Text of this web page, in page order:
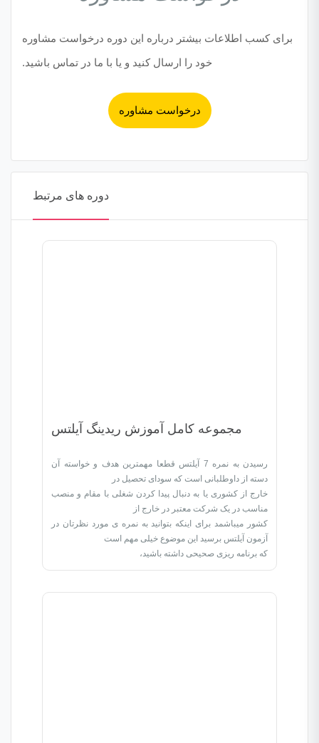
برای کسب اطلاعات بیشتر درباره این دوره درخواست مشاوره
خود را ارسال کنید و یا با ما در تماس باشید.
درخواست مشاوره
دوره های مرتبط
مجموعه کامل آموزش ریدینگ آیلتس
رسیدن به نمره 7 آیلتس قطعا مهمترین هدف و خواسته آن
دسته از داوطلبانی است که سودای تحصیل در
خارج از کشوری یا به دنبال پیدا کردن شغلی با مقام و منصب
مناسب در یک شرکت معتبر در خارج از
کشور میباشمد برای اینکه بتوانید به نمره ی مورد نظرتان در
آزمون آیلتس برسید این موضوع خیلی مهم است
که برنامه ریزی صحیحی داشته باشید،